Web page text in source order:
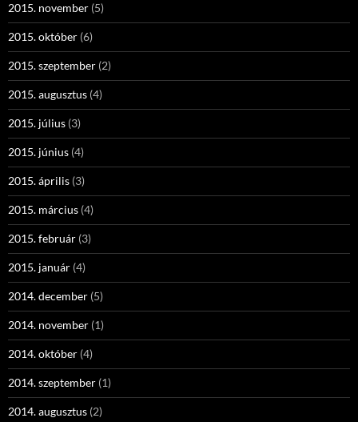
2015. november (5)
2015. október (6)
2015. szeptember (2)
2015. augusztus (4)
2015. július (3)
2015. június (4)
2015. április (3)
2015. március (4)
2015. február (3)
2015. január (4)
2014. december (5)
2014. november (1)
2014. október (4)
2014. szeptember (1)
2014. augusztus (2)